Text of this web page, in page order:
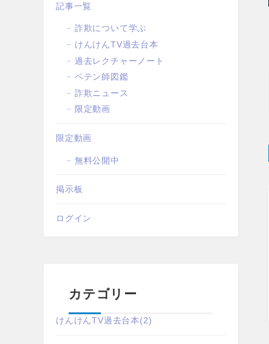
記事一覧
詐欺について学ぶ
けんけんTV過去台本
過去レクチャーノート
ペテン師図鑑
詐欺ニュース
限定動画
限定動画
無料公開中
掲示板
ログイン
カテゴリー
けんけんTV過去台本(2)